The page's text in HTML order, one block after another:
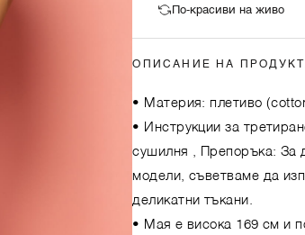
По-красиви на живо
ОПИСАНИЕ НА
• Материя: плетиво
• Инструкции за
сушилня , Препоръка: За
модели, съветваме да
деликатни тъкани.
• Мая е висока 169 см и